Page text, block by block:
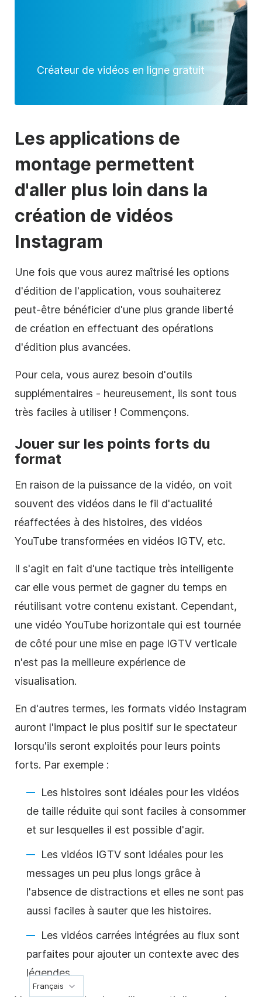
Créateur de vidéos en ligne gratuit
Les applications de
montage permettent
d'aller plus loin dans la
création de vidéos
Instagram
Une fois que vous aurez maîtrisé les options
d'édition de l'application, vous souhaiterez
peut-être bénéficier d'une plus grande liberté
de création en effectuant des opérations
d'édition plus avancées.
Pour cela, vous aurez besoin d'outils
supplémentaires - heureusement, ils sont tous
très faciles à utiliser ! Commençons.
Jouer sur les points forts du
format
En raison de la puissance de la vidéo, on voit
souvent des vidéos dans le fil d'actualité
réaffectées à des histoires, des vidéos
YouTube transformées en vidéos IGTV, etc.
Il s'agit en fait d'une tactique très intelligente
car elle vous permet de gagner du temps en
réutilisant votre contenu existant. Cependant,
une vidéo YouTube horizontale qui est tournée
de côté pour une mise en page IGTV verticale
n'est pas la meilleure expérience de
visualisation.
En d'autres termes, les formats vidéo Instagram
auront l'impact le plus positif sur le spectateur
lorsqu'ils seront exploités pour leurs points
forts. Par exemple :
Les histoires sont idéales pour les vidéos
de taille réduite qui sont faciles à consommer
et sur lesquelles il est possible d'agir.
Les vidéos IGTV sont idéales pour les
messages un peu plus longs grâce à
l'absence de distractions et elles ne sont pas
aussi faciles à sauter que les histoires.
Les vidéos carrées intégrées au flux sont
parfaites pour ajouter un contexte avec des
légendes.
Français